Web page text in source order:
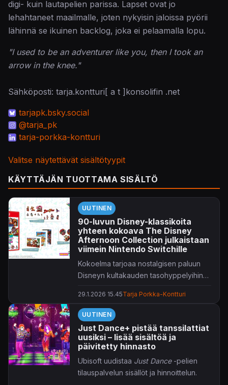
digi- kuin lautapelien parissa. Lapset ovat jo
lehahtaneet maailmalle, joten nykyisin jaloissa pyörii
lähinnä se ikuinen backlog, joka ei pelaamalla lopu.
"I used to be an adventurer like you, then I took an
arrow in the knee."
Sähköposti: tarja.kontturi[ a t ]konsolifin .net
tarjapk.bsky.social
@tarja_pk
tarja-porkka-kontturi
Valitse näytettävät sisältötyypit
KÄYTTÄJÄN TUOTTAMA SISÄLTÖ
UUTINEN
90-luvun Disney-klassikoita
yhteen kokoava The Disney
Afternoon Collection julkaistaan
viimein Nintendo Switchille
Kokoelma tarjoaa nostalgisen paluun
Disneyn kultakauden tasohyppelyihin
29.1.2026 15.45Tarja Porkka-Kontturi
UUTINEN
Just Dance+ pistää tanssilattiat
uusiksi – lisää sisältöä ja
päivitetty hinnasto
Ubisoft uudistaa Just Dance-pelien
tilauspalvelun sisällöt ja hinnoittelun.